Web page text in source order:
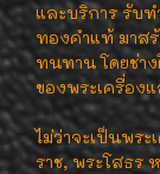
และบริการ รับ
ทองคำแท้ มาส
ทนทาน โดยช่า
ของพระเครื่อง
ไม่ว่าจะเป็นพร
ราช, พระโสธร